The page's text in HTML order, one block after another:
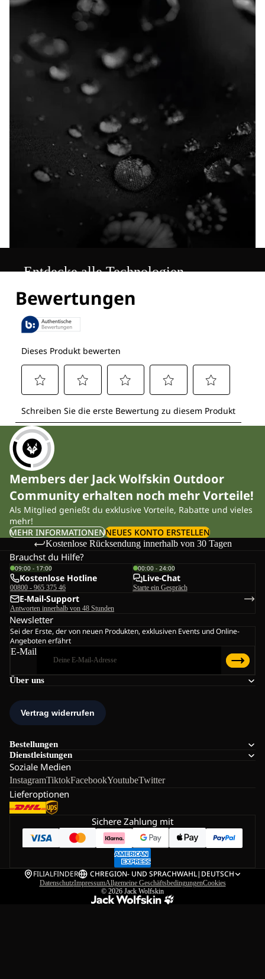
Entdecke alle Technologien
Members der Jack Wolfskin Outdoor
Community erhalten noch mehr Vorteile!
Als Mitglied genießt du exklusive Vorteile, Rabatte und vieles
mehr!
MEHR INFORMATIONENNEUES KONTO ERSTELLEN
Kostenlose Rücksendung innerhalb von 30 Tagen
Über uns
Bestellungen
Dienstleistungen
Soziale Medien
InstagramTiktokFacebookYoutubeTwitter
Lieferoptionen
Brauchst du Hilfe?
09:00 - 17:00
Kostenlose Hotline
00800 - 965 375 46
00:00 - 24:00
Live-Chat
Starte ein Gespräch
E-Mail-Support
Antworten innerhalb von 48 Stunden
Newsletter
Sei der Erste, der von neuen Produkten, exklusiven Events und Online-
Angeboten erfährt
E-Mail
Sichere Zahlung mit
FILIALFINDER CHREGION- UND SPRACHWAHL| DEUTSCH
DatenschutzImpressumAllgemeine GeschäftsbedingungenCookies
© 2026 Jack Wolfskin